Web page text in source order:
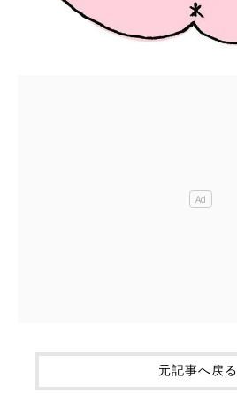
元記事へ戻る